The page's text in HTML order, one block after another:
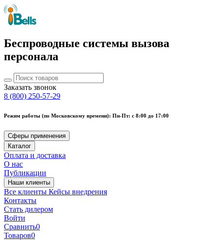
Беспроводные системы вызова
персонала
Заказать звонок
8 (800) 250-57-29
Режим работы (по Московскому времени): Пн-Пт: с 8:00 до 17:00
Сферы применения
Каталог
Оплата и доставка
О нас
Публикации
Наши клиенты
Все клиенты Кейсы внедрения
Контакты
Стать дилером
Войти
Сравнить0
Товаров0